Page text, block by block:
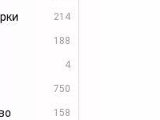
214
188
4
750
158